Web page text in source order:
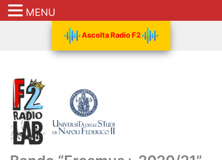
Ascolta Radio F2
MENU